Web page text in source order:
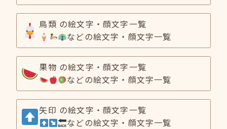
鳥類 の絵文字・顔文字一覧
などの絵文字・顔文字一覧
果物 の絵文字・顔文字一覧
などの絵文字・顔文字一覧
矢印 の絵文字・顔文字一覧
などの絵文字・顔文字一覧